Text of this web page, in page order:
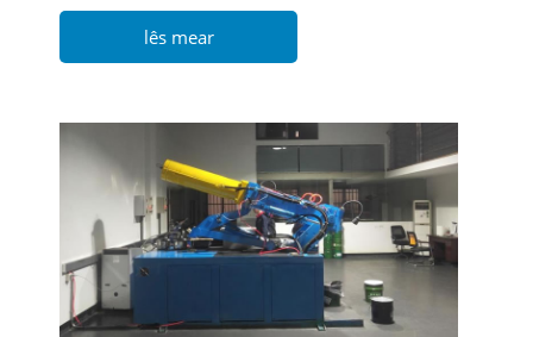
oare workpiece oerflakken.Through hege-
precision slypjen op in oerflak grinder, hege-
lês mear